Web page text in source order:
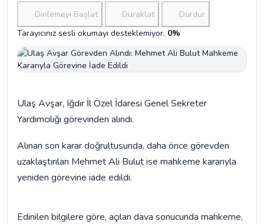
Dinlemeyi Başlat
Duraklat
Durdur
Tarayıcınız sesli okumayı desteklemiyor. 0%
Ulaş Avşar, Iğdır İl Özel İdaresi Genel Sekreter
Yardımcılığı görevinden alındı.
Alınan son karar doğrultusunda, daha önce görevden
uzaklaştırılan Mehmet Ali Bulut ise mahkeme kararıyla
yeniden görevine iade edildi.
Edinilen bilgilere göre, açılan dava sonucunda mahkeme,